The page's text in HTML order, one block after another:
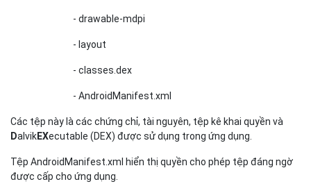
- drawable-mdpi
- layout
- classes.dex
- AndroidManifest.xml
Các tệp này là các chứng chỉ, tài nguyên, tệp kê khai quyền và
DalvikEXecutable (DEX) được sử dụng trong ứng dụng.
Tệp AndroidManifest.xml hiển thị quyền cho phép tệp đáng ngờ
được cấp cho ứng dụng.